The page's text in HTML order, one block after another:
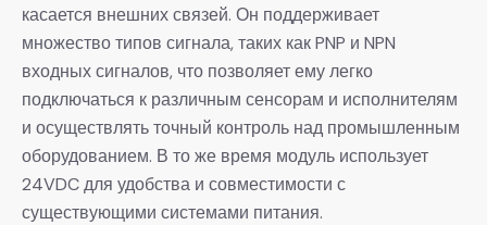
касается внешних связей. Он поддерживает
множество типов сигнала, таких как PNP и NPN
входных сигналов, что позволяет ему легко
подключаться к различным сенсорам и исполнителям
и осуществлять точный контроль над промышленным
оборудованием. В то же время модуль использует
24VDC для удобства и совместимости с
существующими системами питания.